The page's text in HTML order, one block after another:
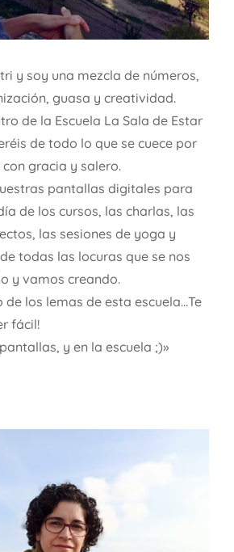
y soy una mezcla de números,
guasa y creatividad.
de la Escuela La Sala de Estar
de todo lo que se cuece por
gracia y salero.
pantallas digitales para
de los cursos, las charlas, las
las sesiones de yoga y
todas las locuras que se nos
y vamos creando.
de los lemas de esta escuela…Te
fácil!
y en la escuela ;)»